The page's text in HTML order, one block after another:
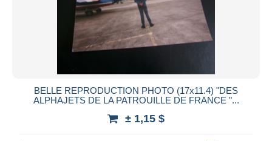
BELLE REPRODUCTION PHOTO (17x11.4) "DES
ALPHAJETS DE LA PATROUILLE DE FRANCE "...
± 1,15 $